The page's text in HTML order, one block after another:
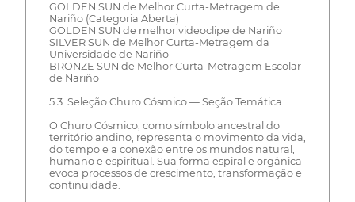
GOLDEN SUN de Melhor Curta-Metragem de
Nariño (Categoria Aberta)
GOLDEN SUN de melhor videoclipe de Nariño
SILVER SUN de Melhor Curta-Metragem da
Universidade de Nariño
BRONZE SUN de Melhor Curta-Metragem Escolar
de Nariño
5.3. Seleção Churo Cósmico — Seção Temática
O Churo Cósmico, como símbolo ancestral do
território andino, representa o movimento da vida,
do tempo e a conexão entre os mundos natural,
humano e espiritual. Sua forma espiral e orgânica
evoca processos de crescimento, transformação e
continuidade.